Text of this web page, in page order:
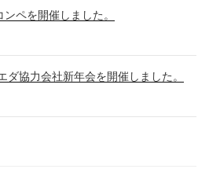
ペを開催しました。
ダ協力会社新年会を開催しました。